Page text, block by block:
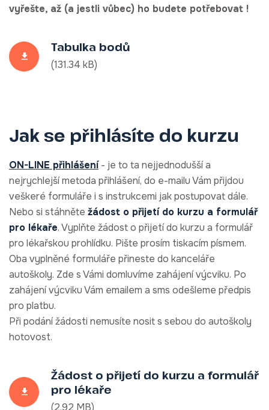
vyřešte, až (a jestli vůbec) ho budete potřebovat !
Tabulka bodů
(131.34 kB)
Jak se přihlásíte do kurzu
ON-LINE přihlášení- je to ta nejjednodušší a
nejrychlejší metoda přihlášení, do e-mailu Vám přijdou
veškeré formuláře i s instrukcemi jak postupovat dále.
Nebo si stáhněte žádost o přijetí do kurzu a formulář
pro lékaře. Vyplňte žádost o přijetí do kurzu a formulář
pro lékařskou prohlídku. Pište prosím tiskacím písmem.
Oba vyplněné formuláře přineste do kanceláře
autoškoly. Zde s Vámi domluvíme zahájení výcviku. Po
zahájení výcviku Vám emailem a sms odešleme předpis
pro platbu.
Při podání žádosti nemusíte nosit s sebou do autoškoly
hotovost.
Žádost o přijetí do kurzu a formulář
pro lékaře
(2.92 MB)